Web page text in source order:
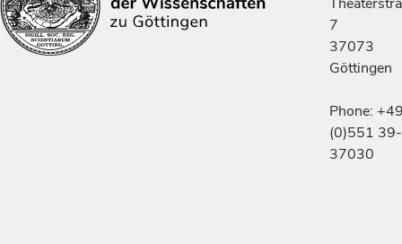
7
37073
Göttingen
Phone:
(0)551 39-
37030